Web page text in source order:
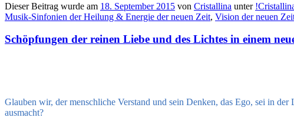
Dieser Beitrag wurde am 18. September 2015 von Cristallina unter
Musik-Sinfonien der Heilung & Energie der neuen Zeit, Vision der neuen
Schöpfungen der reinen Liebe und des Lichtes in einem
Glauben wir, der menschliche Verstand und sein Denken, das Ego, sei in
ausmacht?